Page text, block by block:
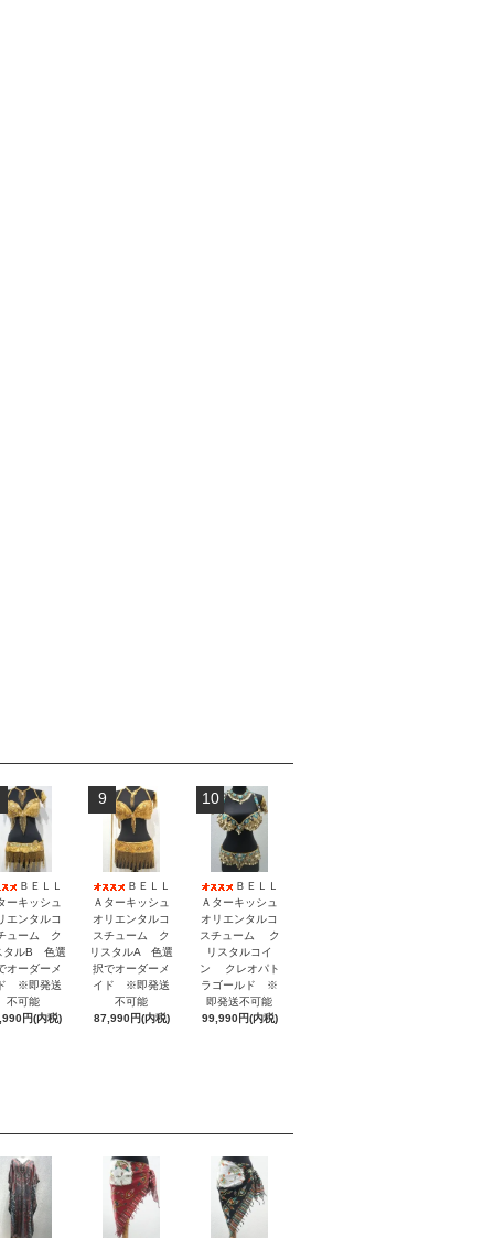
ＢＥＬＬ
ーキッシュ
エンタルコ
ューム ク
タルB 色選
オーダーメ
※即発送
不可能
円(内税)
9
ＢＥＬＬ
Ａターキッシュ
オリエンタルコ
スチューム ク
リスタルA 色選
択でオーダーメ
イド ※即発送
不可能
87,990円(内税)
10
ＢＥＬＬ
Ａターキッシュ
オリエンタルコ
スチューム ク
リスタルコイ
ン クレオパト
ラゴールド ※
即発送不可能
99,990円(内税)